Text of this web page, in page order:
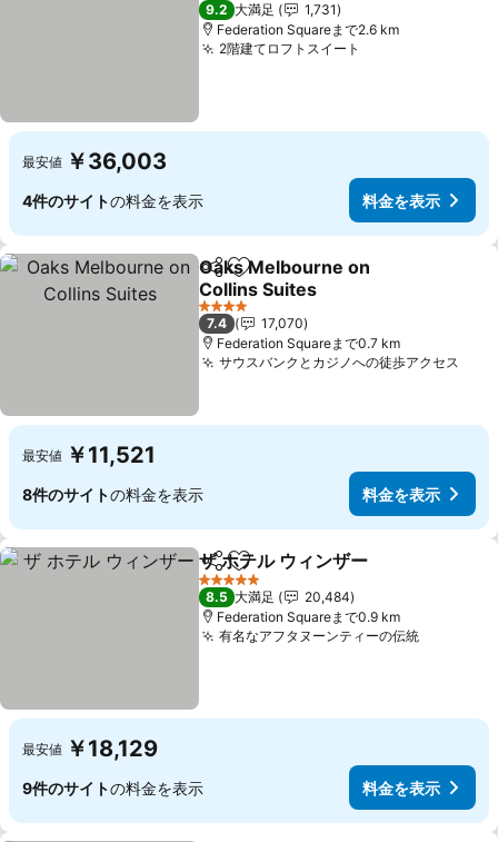
9.2 大満足
1,731
Federation Squareまで2.6 km
2階建てロフトスイート
最安値 ￥36,003
4件のサイトの料金を表示 料金を表示
シェアお気に入りに追加
Oaks Melbourne on
Collins Suites
4 ホテルのランク
7.4
17,070
Federation Squareまで0.7 km
サウスバンクとカジノへの徒歩アクセス
最安値 ￥11,521
8件のサイトの料金を表示 料金を表示
シェアお気に入りに追加
ザ ホテル ウィンザー
5 ホテルのランク
8.5 大満足
20,484
Federation Squareまで0.9 km
有名なアフタヌーンティーの伝統
最安値 ￥18,129
9件のサイトの料金を表示 料金を表示